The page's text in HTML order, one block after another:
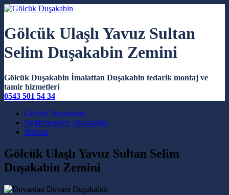
Gölcük Ulaşlı Yavuz Sultan
Selim Duşakabin Zemini
Gölcük Duşakabin İmalattan Duşakabin tedarik montaj ve
tamir hizmetleri
0543 501 54 34
Main Navigation
Gölcük Duşakabin
Değirmendere Duşakabin
İletişim
Gölcük Ulaşlı Yavuz Sultan Selim
Duşakabin Zemini